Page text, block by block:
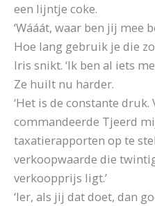
een lijntje coke.
‘Wááát, waar ben jij mee
Hoe lang gebruik je die
Iris snikt. ‘Ik ben al iets
Ze huilt nu harder.
‘Het is de constante
commandeerde Tjeerd
taxatierapporten op te
verkoopwaarde die
verkoopprijs ligt.’
‘Ier, als jij dat doet, dan